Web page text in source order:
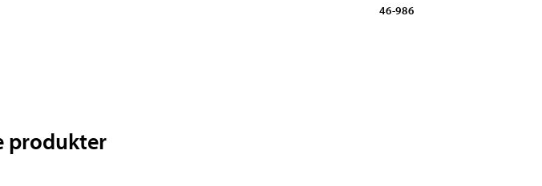
46-986
produkter